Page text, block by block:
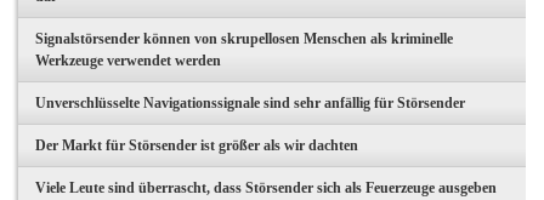
Signalstörsender können von skrupellosen Menschen als kriminelle
Werkzeuge verwendet werden
Unverschlüsselte Navigationssignale sind sehr anfällig für Störsender
Der Markt für Störsender ist größer als wir dachten
Viele Leute sind überrascht, dass Störsender sich als Feuerzeuge ausgeben